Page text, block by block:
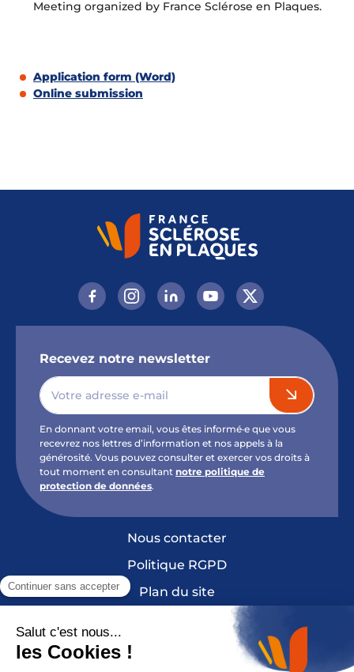
Meeting organized by France Sclérose en Plaques.
Application form (Word)
Online submission
Recevez notre newsletter
En donnant votre email, vous êtes informé·e que vous
recevrez nos lettres d’information et nos appels à la
générosité. Vous pouvez consulter et exercer vos droits à
tout moment en consultant notre politique de
protection de données.
Nous contacter
Politique RGPD
Plan du site
Mentions légales et crédits